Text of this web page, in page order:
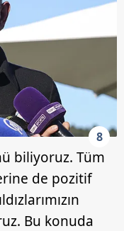
8
biliyoruz. Tüm
de pozitif
Bu konuda